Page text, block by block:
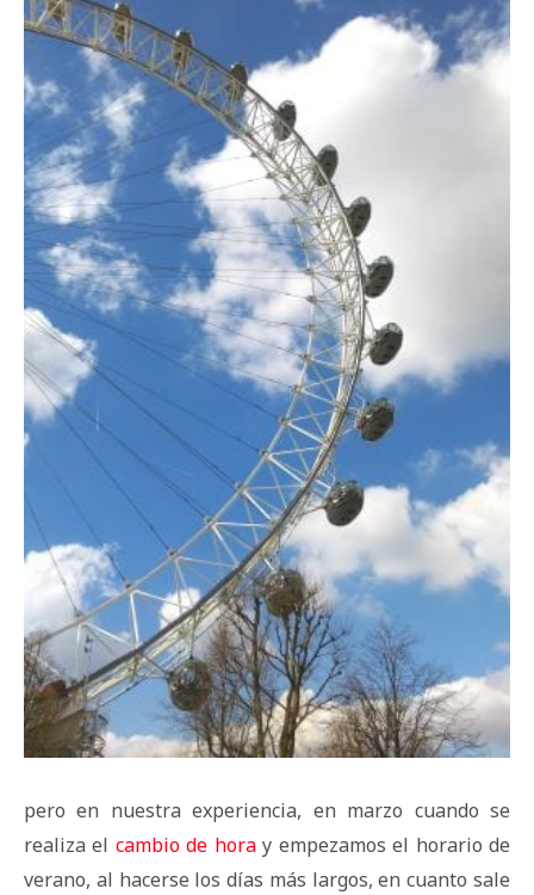
pero en nuestra experiencia, en marzo cuando se
realiza el cambio de horay empezamos el horario de
verano, al hacerse los días más largos, en cuanto sale